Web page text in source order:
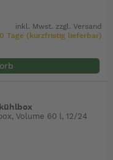
inkl. Mwst. zzgl.Versand
Tage (kurzfristig lieferbar)
Volume 60 l, 12/24